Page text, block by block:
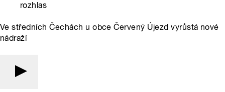
rozhlas
Ve středních Čechách u obce Červený Újezd vyrůstá nové
nádraží